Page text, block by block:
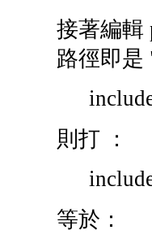
接著編輯
路徑即是
則打 ：
等於：